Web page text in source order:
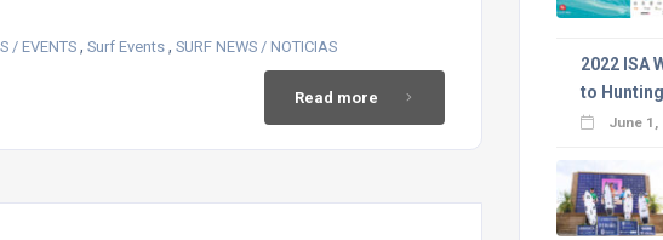
/ EVENTS , Surf Events , SURF NEWS / NOTICIAS
Read more
2022 ISA
to
June 1,